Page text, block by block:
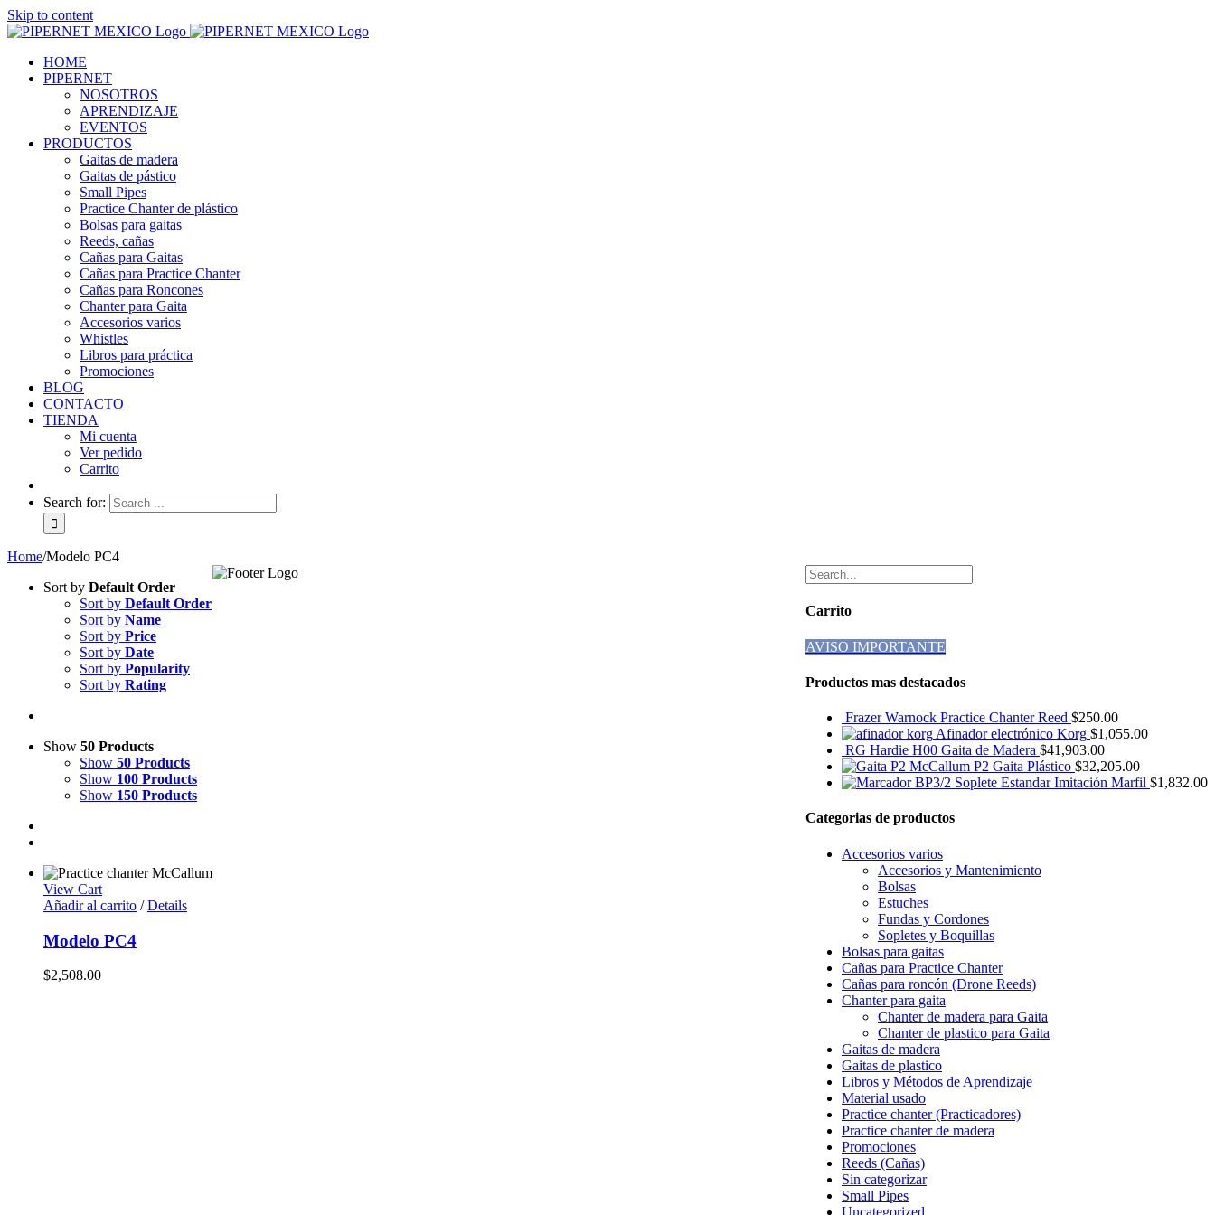
Skip to content
HOME
PIPERNET
NOSOTROS
APRENDIZAJE
EVENTOS
PRODUCTOS
Gaitas de madera
Gaitas de pástico
Small Pipes
Practice Chanter de plástico
Bolsas para gaitas
Reeds, cañas
Cañas para Gaitas
Cañas para Practice Chanter
Cañas para Roncones
Chanter para Gaita
Accesorios varios
Whistles
Libros para práctica
Promociones
BLOG
CONTACTO
TIENDA
Mi cuenta
Ver pedido
Carrito
Search for:
Home/Modelo PC4
Sort by Default Order
Sort by Default Order
Sort by Name
Sort by Price
Sort by Date
Sort by Popularity
Sort by Rating
Show 50 Products
Show 50 Products
Show 100 Products
Show 150 Products
View Cart
Añadir al carrito / Details
Modelo PC4
$2,508.00
Carrito
AVISO IMPORTANTE
Productos mas destacados
Frazer Warnock Practice Chanter Reed $250.00
Afinador electrónico Korg $1,055.00
RG Hardie H00 Gaita de Madera $41,903.00
McCallum P2 Gaita Plástico $32,205.00
BP3/2 Soplete Estandar Imitación Marfil $1,832.00
Categorias de productos
Accesorios varios
Accesorios y Mantenimiento
Bolsas
Estuches
Fundas y Cordones
Sopletes y Boquillas
Bolsas para gaitas
Cañas para Practice Chanter
Cañas para roncón (Drone Reeds)
Chanter para gaita
Chanter de madera para Gaita
Chanter de plastico para Gaita
Gaitas de madera
Gaitas de plastico
Libros y Métodos de Aprendizaje
Material usado
Practice chanter (Practicadores)
Practice chanter de madera
Promociones
Reeds (Cañas)
Sin categorizar
Small Pipes
Uncategorized